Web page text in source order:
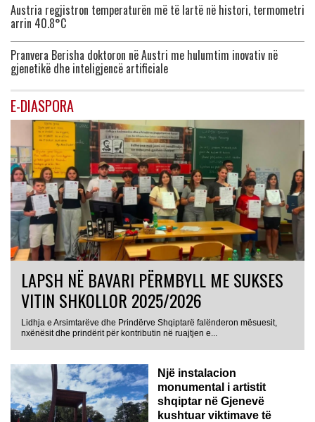
Austria regjistron temperaturën më të lartë në histori, termometri
arrin 40.8°C
Pranvera Berisha doktoron në Austri me hulumtim inovativ në
gjenetikë dhe inteligjencë artificiale
E-DIASPORA
LAPSH NË BAVARI PËRMBYLL ME SUKSES
VITIN SHKOLLOR 2025/2026
Lidhja e Arsimtarëve dhe Prindërve Shqiptarë falënderon mësuesit,
nxënësit dhe prindërit për kontributin në ruajtjen e...
Një instalacion
monumental i artistit
shqiptar në Gjenevë
kushtuar viktimave të